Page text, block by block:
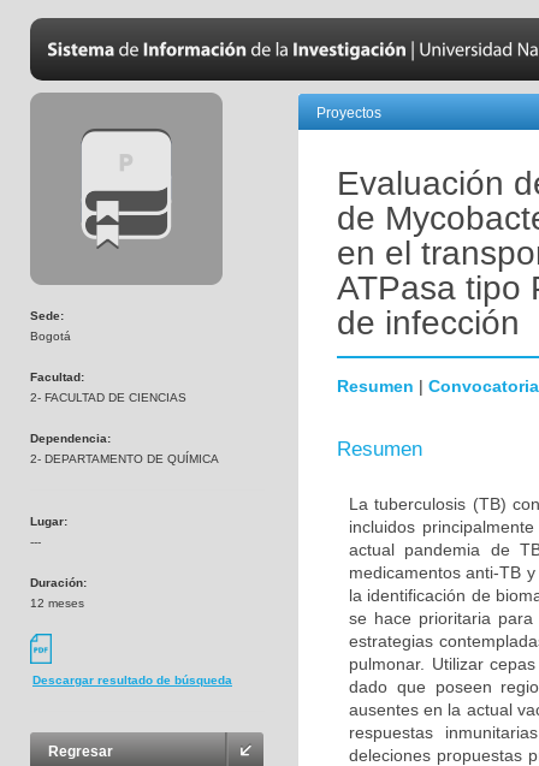
Sede:
Bogotá
Facultad:
2- FACULTAD DE CIENCIAS
Dependencia:
2- DEPARTAMENTO DE QUÍMICA
Lugar:
---
Duración:
12 meses
Descargar resultado de búsqueda
Regresar
Proyectos
Evaluación
de
en el
ATPasa tipo
de infección
Resumen | Convocatoria
Resumen
La tuberculosis (TB)
incluidos
actual pandemia de
medicamentos anti-TB
la identificación de
se hace prioritaria
estrategias
pulmonar. Utilizar
dado que poseen
ausentes en la actual
respuestas
deleciones propuestas